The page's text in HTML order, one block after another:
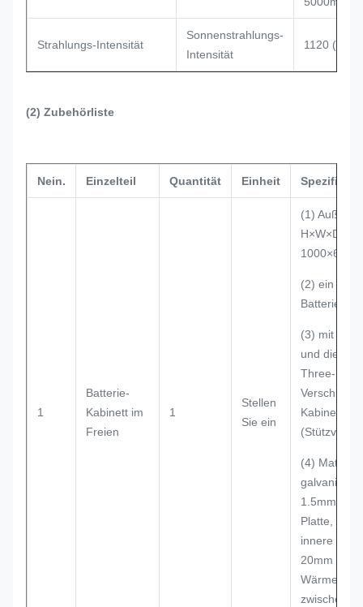
Strahlungs-Intensität
Sonnenstrahlungs-
Intensität
1120
(2) Zubehörliste
Nein. Einzelteil Quantität Einheit Spezifikt.
1
Batterie-
Kabinett im
Freien
1
Stellen
Sie ein
(1)
H×W×D
(2) ein
(3) mit
und
Three-
Verschluss
Kabinett im
(4) Material:
1.5mm
Platte,
innere
20mm PEF
zwischen